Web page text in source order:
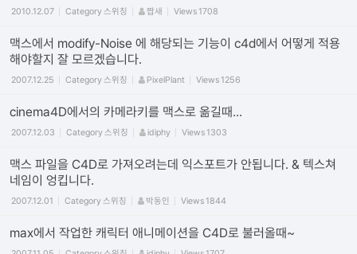
2010.12.07 Category스위칭 짭새 Views1708
맥스에서 modify-Noise 에 해당되는 기능이 c4d에서 어떻게 적용
해야할지 잘 모르겠습니다.
2007.12.25 Category스위칭 PixelPlant Views1256
cinema4D에서의 카메라키를 맥스로 옮길때...
2007.12.03 Category스위칭 idiphy Views1303
맥스 파일을 C4D로 가져오려는데 익스포트가 안됩니다. & 텍스쳐
네임이 엉킵니다.
2007.12.01 Category스위칭 박동인 Views1844
max에서 작업한 캐릭터 애니메이션을 C4D로 불러올때~